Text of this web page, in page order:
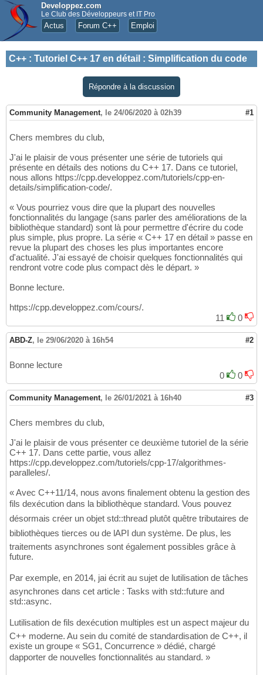
Developpez.com
Le Club des Développeurs et IT Pro
Actus Forum C++ Emploi
C++ : Tutoriel C++ 17 en détail : Simplification du code
Répondre à la discussion
Community Management, le 24/06/2020 à 02h39 #1
Chers membres du club,
J'ai le plaisir de vous présenter une série de tutoriels qui
présente en détails des notions du C++ 17. Dans ce tutoriel,
nous allons https://cpp.developpez.com/tutoriels/cpp-en-
details/simplification-code/.
« Vous pourriez vous dire que la plupart des nouvelles
fonctionnalités du langage (sans parler des améliorations de la
bibliothèque standard) sont là pour permettre d'écrire du code
plus simple, plus propre. La série « C++ 17 en détail » passe en
revue la plupart des choses les plus importantes encore
d'actualité. J'ai essayé de choisir quelques fonctionnalités qui
rendront votre code plus compact dès le départ. »
Bonne lecture.
https://cpp.developpez.com/cours/.
11
0
ABD-Z, le 29/06/2020 à 16h54 #2
Bonne lecture
0
0
Community Management, le 26/01/2021 à 16h40 #3
Chers membres du club,
J'ai le plaisir de vous présenter ce deuxième tutoriel de la série
C++ 17. Dans cette partie, vous allez
https://cpp.developpez.com/tutoriels/cpp-17/algorithmes-
paralleles/.
« Avec C++11/14, nous avons finalement obtenu la gestion des
fils dexécution dans la bibliothèque standard. Vous pouvez
désormais créer un objet std::thread plutôt quêtre tributaires de
bibliothèques tierces ou de lAPI dun système. De plus, les
traitements asynchrones sont également possibles grâce à
future.
Par exemple, en 2014, jai écrit au sujet de lutilisation de tâches
asynchrones dans cet article : Tasks with std::future and
std::async.
Lutilisation de fils dexécution multiples est un aspect majeur du
C++ moderne. Au sein du comité de standardisation de C++, il
existe un groupe « SG1, Concurrence » dédié, chargé
dapporter de nouvelles fonctionnalités au standard. »